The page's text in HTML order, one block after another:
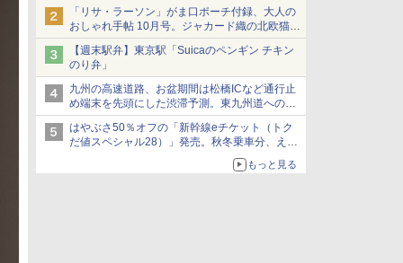
「リサ・ラーソン」がま口ポーチ付録、大人の
おしゃれ手帖 10月号。ジャカード織の北欧猫デ
ザイン
【週末駅弁】東京駅「Suicaのペンギン チキン
のり弁」
九州の高速道路、お盆期間は松橋ICなど通行止
め端末を先頭にした渋滞予測。東九州道への迂
回は料金調整を実施
はやぶさ50％オフの「新幹線eチケット（トク
だ値スペシャル28）」発売。秋冬乗車分、えき
もっと見る